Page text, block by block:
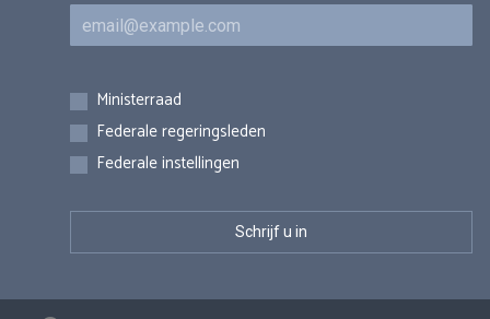
E-mail
Inschrijvingen
Ministerraad
Federale regeringsleden
Federale instellingen